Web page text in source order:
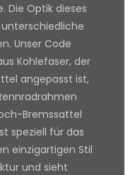
Die Optik dieses
Unser Code
Kohlefaser, der
angepasst ist,
Bremssattel
speziell für das
einzigartigen Stil
und sieht